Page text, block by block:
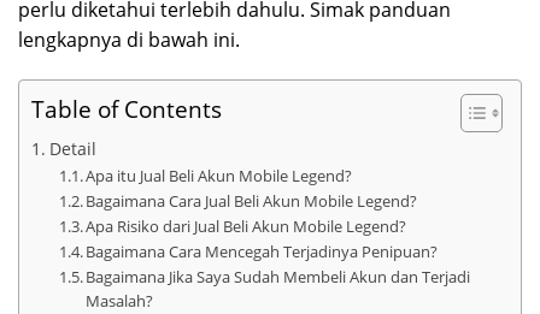
perlu diketahui terlebih dahulu. Simak panduan
lengkapnya di bawah ini.
Table of Contents
Detail
Apa itu Jual Beli Akun Mobile Legend?
Bagaimana Cara Jual Beli Akun Mobile Legend?
Apa Risiko dari Jual Beli Akun Mobile Legend?
Bagaimana Cara Mencegah Terjadinya Penipuan?
Bagaimana Jika Saya Sudah Membeli Akun dan Terjadi
Masalah?